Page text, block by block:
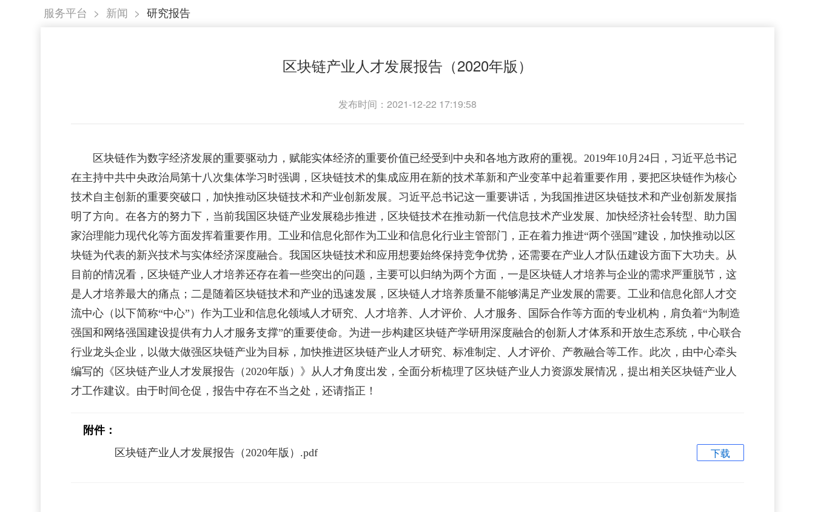
服务平台 > 新闻 > 研究报告
区块链产业人才发展报告（2020年版）
发布时间：2021-12-22 17:19:58
区块链作为数字经济发展的重要驱动力，赋能实体经济的重要价值已经受到中央和各地方政府的重视。2019年10月24日，习近平总书记
在主持中共中央政治局第十八次集体学习时强调，区块链技术的集成应用在新的技术革新和产业变革中起着重要作用，要把区块链作为核心
技术自主创新的重要突破口，加快推动区块链技术和产业创新发展。习近平总书记这一重要讲话，为我国推进区块链技术和产业创新发展指
明了方向。在各方的努力下，当前我国区块链产业发展稳步推进，区块链技术在推动新一代信息技术产业发展、加快经济社会转型、助力国
家治理能力现代化等方面发挥着重要作用。工业和信息化部作为工业和信息化行业主管部门，正在着力推进“两个强国”建设，加快推动以区
块链为代表的新兴技术与实体经济深度融合。我国区块链技术和应用想要始终保持竞争优势，还需要在产业人才队伍建设方面下大功夫。从
目前的情况看，区块链产业人才培养还存在着一些突出的问题，主要可以归纳为两个方面，一是区块链人才培养与企业的需求严重脱节，这
是人才培养最大的痛点；二是随着区块链技术和产业的迅速发展，区块链人才培养质量不能够满足产业发展的需要。工业和信息化部人才交
流中心（以下简称“中心”）作为工业和信息化领域人才研究、人才培养、人才评价、人才服务、国际合作等方面的专业机构，肩负着“为制造
强国和网络强国建设提供有力人才服务支撑”的重要使命。为进一步构建区块链产学研用深度融合的创新人才体系和开放生态系统，中心联合
行业龙头企业，以做大做强区块链产业为目标，加快推进区块链产业人才研究、标准制定、人才评价、产教融合等工作。此次，由中心牵头
编写的《区块链产业人才发展报告（2020年版）》从人才角度出发，全面分析梳理了区块链产业人力资源发展情况，提出相关区块链产业人
才工作建议。由于时间仓促，报告中存在不当之处，还请指正！
附件：
区块链产业人才发展报告（2020年版）.pdf
下载